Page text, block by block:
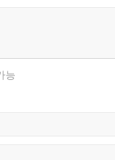
능